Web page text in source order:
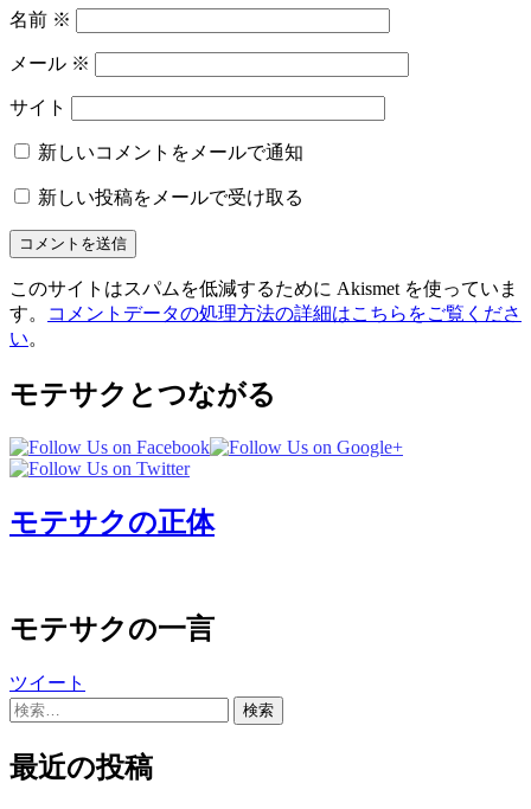
名前 ※
メール ※
サイト
新しいコメントをメールで通知
新しい投稿をメールで受け取る
このサイトはスパムを低減するために Akismet を使っていま
す。
コメントデータの処理方法の詳細はこちらをご覧くださ
い。
モテサクとつながる
モテサクの正体
モテサクの一言
ツイート
検
最近の投稿